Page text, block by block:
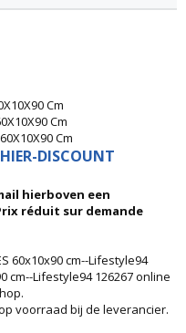
Cm
Cm
Cm
DISCOUNT
hierboven een
réduit sur demande
60x10x90 cm--Lifestyle94
cm--Lifestyle94 126267 online
voorraad bij de leverancier.